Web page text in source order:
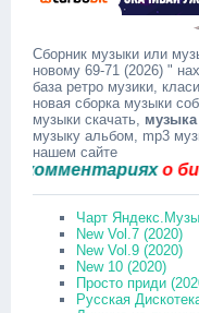
Сборник музыки или
новому 69-71 (2026) "
база ретро музики,
новая сборка музыки
музыки скачать, музыка
музыку альбом, mp3
нашем сайте
о битых
Чарт
New Vol.7 (2020)
New Vol.9 (2020)
New 10 (2020)
Просто приди
Русская